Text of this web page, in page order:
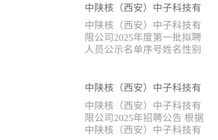
会招聘：面向社会招聘，同
等条件下集团内部员工优
先。（2）应届生招聘：国家
计划内统一招收的全日制院
校应届毕业生，重点院校应
登记表》(见附件2）并如实
填写。并将《应聘人员登记
表》和本人学历学位证书和
相关证件扫描件发送至报名
中陕核（西安）中子科技有
限公司2025年度第一批拟聘
人员公示名单
中陕核（西安）中子科技有
限公司2025年度第一批拟聘
人员公示名单序号姓名性别
本科西安石油大学测控技术
月本科西安石油大学通信工
程社招3王小明男1981年11月
本科西安石油大学测控技术
中陕核（西安）中子科技有
限公司2025年招聘公告
中陕核（西安）中子科技有
限公司2025年招聘公告 根据
中陕核（西安）中子科技有